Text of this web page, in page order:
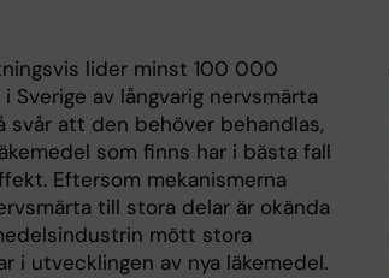
lider minst 100 000
Sverige av långvarig nervsmärta
svår att den behöver behandlas,
som finns har i bästa fall
Eftersom mekanismerna
till stora delar är okända
mött stora
i utvecklingen av nya läkemedel.